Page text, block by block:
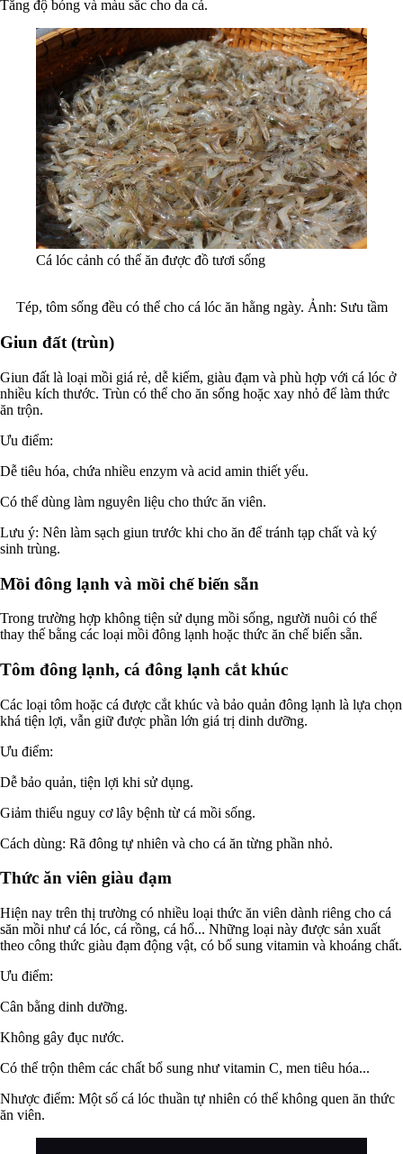
Tăng độ bóng và màu sắc cho da cá.
Cá lóc cảnh có thể ăn được đồ tươi sống
Tép, tôm sống đều có thể cho cá lóc ăn hằng ngày. Ảnh: Sưu tầm
Giun đất (trùn)
Giun đất là loại mồi giá rẻ, dễ kiếm, giàu đạm và phù hợp với cá lóc ở
nhiều kích thước. Trùn có thể cho ăn sống hoặc xay nhỏ để làm thức
ăn trộn.
Ưu điểm:
Dễ tiêu hóa, chứa nhiều enzym và acid amin thiết yếu.
Có thể dùng làm nguyên liệu cho thức ăn viên.
Lưu ý: Nên làm sạch giun trước khi cho ăn để tránh tạp chất và ký
sinh trùng.
Mồi đông lạnh và mồi chế biến sẵn
Trong trường hợp không tiện sử dụng mồi sống, người nuôi có thể
thay thế bằng các loại mồi đông lạnh hoặc thức ăn chế biến sẵn.
Tôm đông lạnh, cá đông lạnh cắt khúc
Các loại tôm hoặc cá được cắt khúc và bảo quản đông lạnh là lựa chọn
khá tiện lợi, vẫn giữ được phần lớn giá trị dinh dưỡng.
Ưu điểm:
Dễ bảo quản, tiện lợi khi sử dụng.
Giảm thiểu nguy cơ lây bệnh từ cá mồi sống.
Cách dùng: Rã đông tự nhiên và cho cá ăn từng phần nhỏ.
Thức ăn viên giàu đạm
Hiện nay trên thị trường có nhiều loại thức ăn viên dành riêng cho cá
săn mồi như cá lóc, cá rồng, cá hổ... Những loại này được sản xuất
theo công thức giàu đạm động vật, có bổ sung vitamin và khoáng chất.
Ưu điểm:
Cân bằng dinh dưỡng.
Không gây đục nước.
Có thể trộn thêm các chất bổ sung như vitamin C, men tiêu hóa...
Nhược điểm: Một số cá lóc thuần tự nhiên có thể không quen ăn thức
ăn viên.